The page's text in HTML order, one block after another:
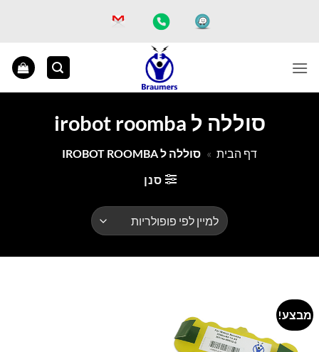
סוללה ל irobot roomba
דף הבית » סוללה ל IROBOT ROOMBA
סנן
מבצע!